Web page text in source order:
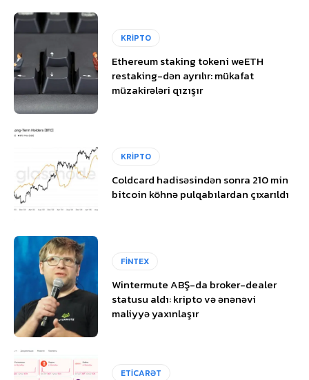
KRİPTO
Ethereum staking tokeni weETH
restaking-dən ayrılır: mükafat
müzakirələri qızışır
KRİPTO
Coldcard hadisəsindən sonra 210 min
bitcoin köhnə pulqabılardan çıxarıldı
FİNTEX
Wintermute ABŞ-da broker-dealer
statusu aldı: kripto və ənənəvi
maliyyə yaxınlaşır
ETİCARƏT